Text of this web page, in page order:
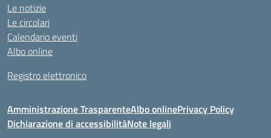
Le notizie
Le circolari
Calendario eventi
Albo online
Registro elettronico
Amministrazione TrasparenteAlbo onlinePrivacy Policy
Dichiarazione di accessibilitàNote legali